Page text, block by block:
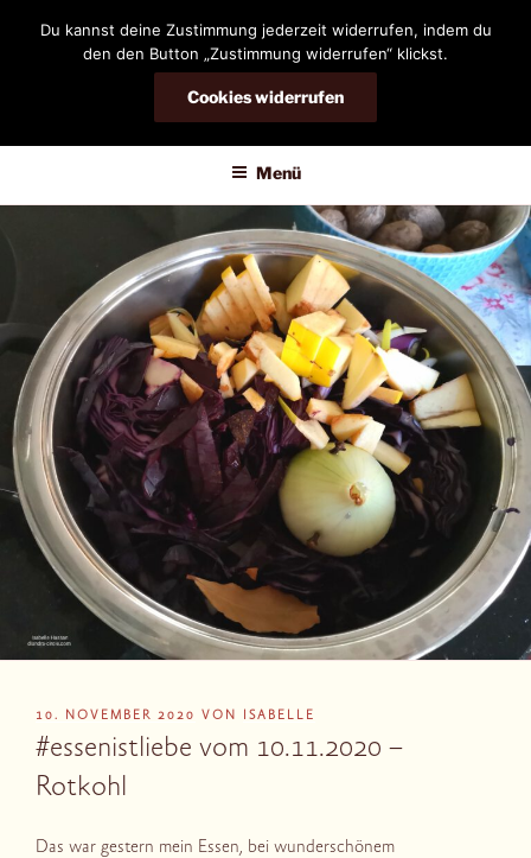
DIANDRA-CIRCLE
Menü
VERÖFFENTLICHT
AM
10. NOVEMBER 2020 VON ISABELLE
#essenistliebe vom 10.11.2020 –
Rotkohl
Das war gestern mein Essen, bei wunderschönem
Du kannst deine Zustimmung jederzeit widerrufen, indem du
den den Button „Zustimmung widerrufen“ klickst.
Cookies widerrufen